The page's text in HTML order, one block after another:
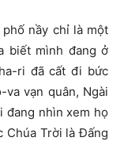
nầy chỉ là một
biết mình đang ở
ri đã cất đi bức
vạn quân, Ngài
đang nhìn xem họ
Chúa Trời là Đấng